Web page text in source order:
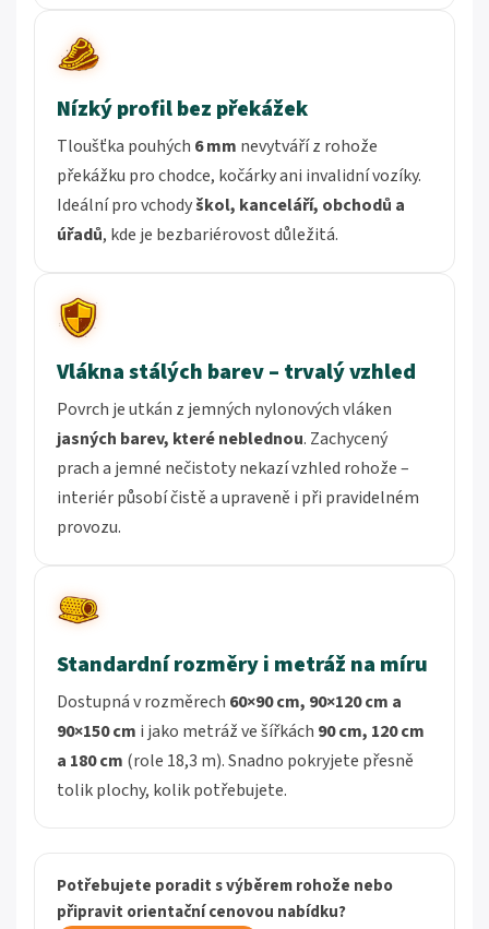
Nízký profil bez překážek
Tloušťka pouhých 6 mm nevytváří z rohože
překážku pro chodce, kočárky ani invalidní vozíky.
Ideální pro vchodyškol, kanceláří, obchodů a
úřadů, kde je bezbariérovost důležitá.
Vlákna stálých barev – trvalý vzhled
Povrch je utkán z jemných nylonových vláken
jasných barev, které neblednou. Zachycený
prach a jemné nečistoty nekazí vzhled rohože –
interiér působí čistě a upraveně i při pravidelném
provozu.
Standardní rozměry i metráž na míru
Dostupná v rozměrech 60×90 cm, 90×120 cm a
90×150 cm i jako metráž ve šířkách 90 cm, 120 cm
a 180 cm (role 18,3 m). Snadno pokryjete přesně
tolik plochy, kolik potřebujete.
Potřebujete poradit s výběrem rohože nebo
připravit orientační cenovou nabídku?